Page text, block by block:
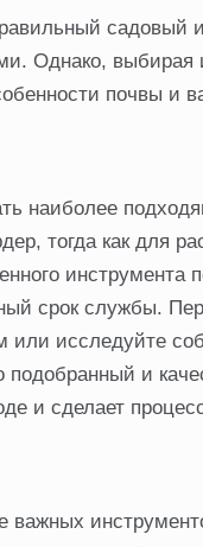
садовый
Однако, выбирая
почвы и
наиболее
тогда как для
инструмента
срок службы.
или исследуйте
и
и сделает
важных